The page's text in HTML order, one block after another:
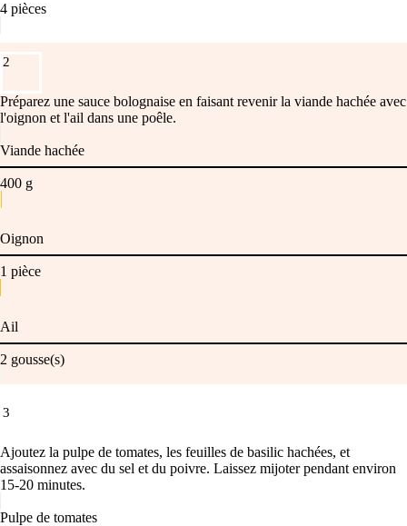
4 pièces
2
Préparez une sauce bolognaise en faisant revenir la viande hachée avec
l'oignon et l'ail dans une poêle.
Viande hachée
400 g
Oignon
1 pièce
Ail
2 gousse(s)
3
Ajoutez la pulpe de tomates, les feuilles de basilic hachées, et
assaisonnez avec du sel et du poivre. Laissez mijoter pendant environ
15-20 minutes.
Pulpe de tomates